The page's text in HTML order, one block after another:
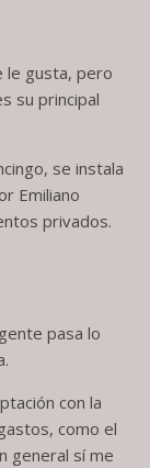
le gusta, pero
su principal
se instala
Emiliano
privados.
pasa lo
con la
como el
general sí me